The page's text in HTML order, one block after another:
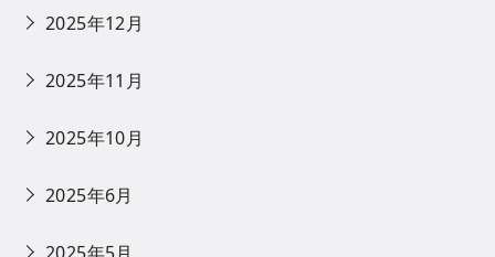
2025年12月
2025年11月
2025年10月
2025年6月